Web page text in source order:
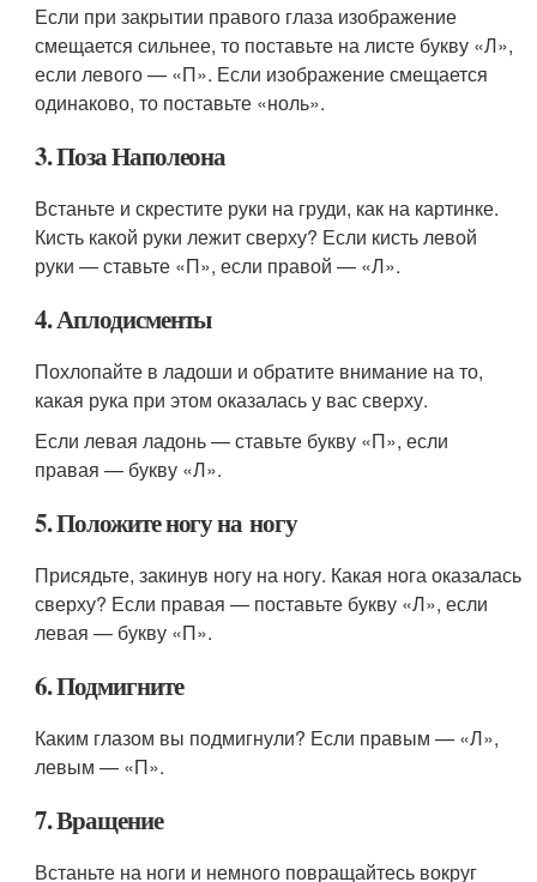
Если при закрытии правого глаза изображение
смещается сильнее, то поставьте на листе букву «Л»,
если левого — «П». Если изображение смещается
одинаково, то поставьте «ноль».
3. Поза Наполеона
Встаньте и скрестите руки на груди, как на картинке.
Кисть какой руки лежит сверху? Если кисть левой
руки — ставьте «П», если правой — «Л».
4. Аплодисменты
Похлопайте в ладоши и обратите внимание на то,
какая рука при этом оказалась у вас сверху.
Если левая ладонь — ставьте букву «П», если
правая — букву «Л».
5. Положите ногу на ногу
Присядьте, закинув ногу на ногу. Какая нога оказалась
сверху? Если правая — поставьте букву «Л», если
левая — букву «П».
6. Подмигните
Каким глазом вы подмигнули? Если правым — «Л»,
левым — «П».
7. Вращение
Встаньте на ноги и немного повращайтесь вокруг